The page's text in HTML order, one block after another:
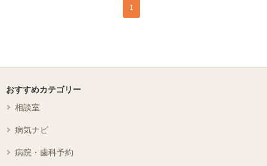
1
おすすめカテゴリー
相談室
病気ナビ
病院・歯科予約